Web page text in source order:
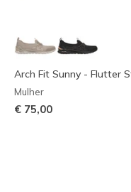
Arch Fit Sunny - Flutter
Mulher
€ 75,00